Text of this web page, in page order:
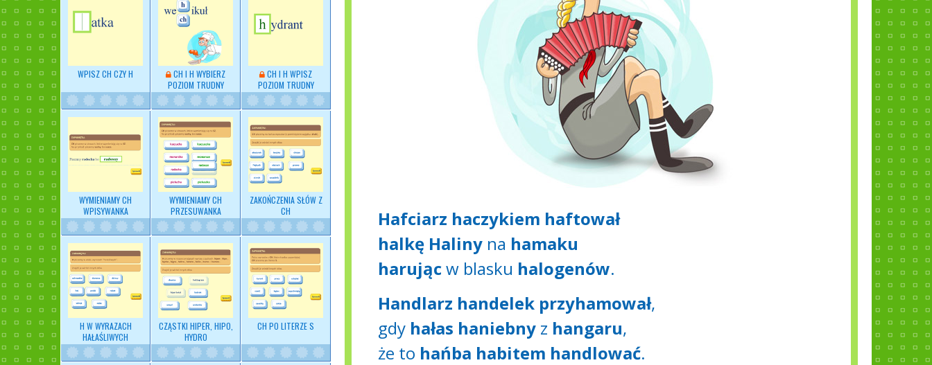
Hafciarz haczykiem haftował
halkę Haliny na hamaku
harującw blasku halogenów.
Handlarz handelek przyhamował,
gdy hałas haniebny z hangaru,
że to hańba habitem handlować.
WPISZ CH CZY H
CH I H WYBIERZ
POZIOM TRUDNY
CH I H WPISZ
POZIOM TRUDNY
WYMIENIAMY CH
WPISYWANKA
WYMIENIAMY CH
PRZESUWANKA
ZAKOŃCZENIA SŁÓW Z
CH
H W WYRAZACH
HAŁAŚLIWYCH
CZĄSTKI HIPER, HIPO,
HYDRO
CH PO LITERZE S